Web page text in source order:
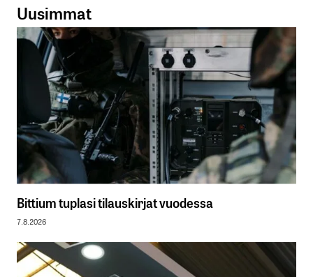
Uusimmat
Bittium tuplasi tilauskirjat vuodessa
7.8.2026